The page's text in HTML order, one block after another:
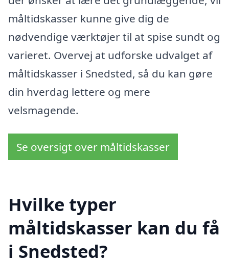
måltidskasser kunne give dig de
nødvendige værktøjer til at spise sundt og
varieret. Overvej at udforske udvalget af
måltidskasser i Snedsted, så du kan gøre
din hverdag lettere og mere
velsmagende.
Se oversigt over måltidskasser
Hvilke typer
måltidskasser kan du få
i Snedsted?